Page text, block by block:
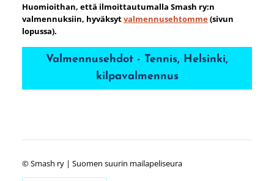
Huomioithan, että ilmoittautumalla Smash ry:n
valmennuksiin, hyväksytvalmennusehtomme(sivun
lopussa).
Valmennusehdot - Tennis, Helsinki,
kilpavalmennus
©Smash ry | Suomen suurin mailapeliseura